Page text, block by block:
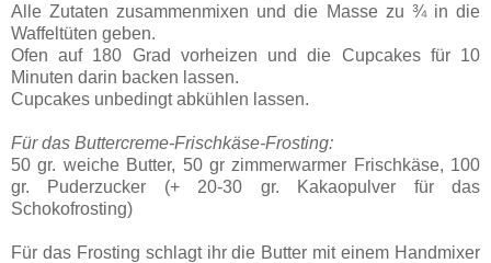
Alle Zutaten zusammenmixen und die Masse zu ¾ in die
Waffeltüten geben.
Ofen auf 180 Grad vorheizen und die Cupcakes für 10
Minuten darin backen lassen.
Cupcakes unbedingt abkühlen lassen.
Für das Buttercreme-Frischkäse-Frosting:
50 gr. weiche Butter, 50 gr zimmerwarmer Frischkäse, 100
gr. Puderzucker (+ 20-30 gr. Kakaopulver für das
Schokofrosting)
Für das Frosting schlagt ihr die Butter mit einem Handmixer